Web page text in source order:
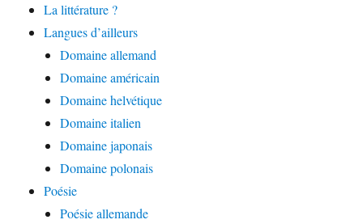
La littérature ?
Langues d’ailleurs
Domaine allemand
Domaine américain
Domaine helvétique
Domaine italien
Domaine japonais
Domaine polonais
Poésie
Poésie allemande